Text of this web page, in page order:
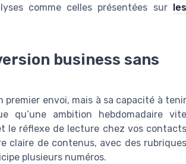
comme celles présentées sur
les
business sans
envoi, mais à sa capacité à tenir
qu’une ambition hebdomadaire vite
le réflexe de lecture chez vos contacts
claire de contenus, avec des rubriques
plusieurs numéros.